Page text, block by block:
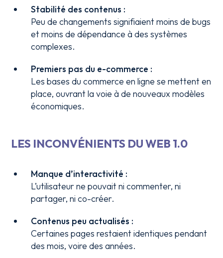
Stabilité des contenus :
Peu de changements signifiaient moins de bugs
et moins de dépendance à des systèmes
complexes.
Premiers pas du e-commerce :
Les bases du commerce en ligne se mettent en
place, ouvrant la voie à de nouveaux modèles
économiques.
LES INCONVÉNIENTS DU WEB 1.0
Manque d’interactivité :
L’utilisateur ne pouvait ni commenter, ni
partager, ni co-créer.
Contenus peu actualisés :
Certaines pages restaient identiques pendant
des mois, voire des années.